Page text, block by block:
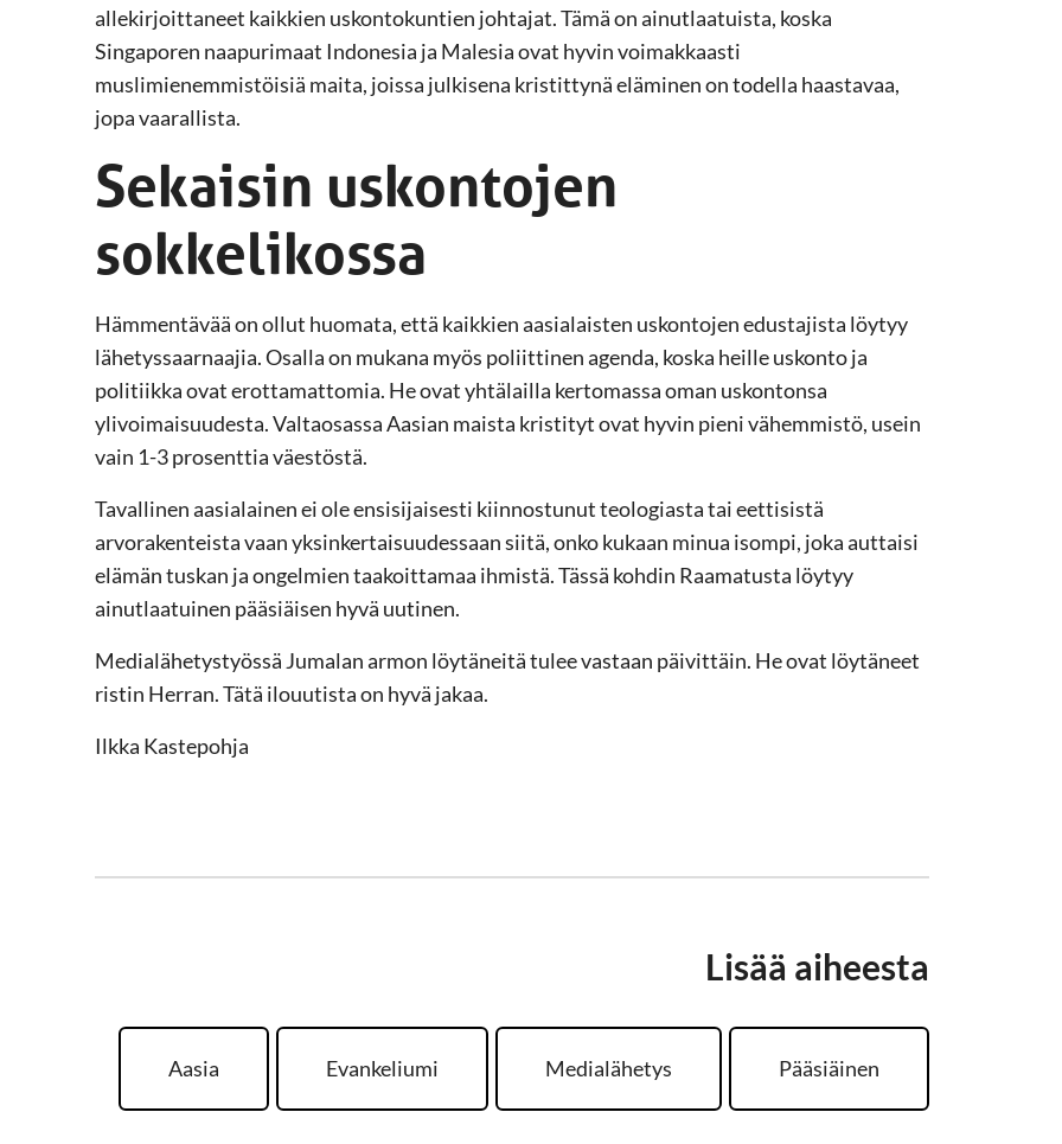
allekirjoittaneet kaikkien uskontokuntien johtajat. Tämä on ainutlaatuista, koska
Singaporen naapurimaat Indonesia ja Malesia ovat hyvin voimakkaasti
muslimienemmistöisiä maita, joissa julkisena kristittynä eläminen on todella haastavaa,
jopa vaarallista.
Sekaisin uskontojen
sokkelikossa
Hämmentävää on ollut huomata, että kaikkien aasialaisten uskontojen edustajista löytyy
lähetyssaarnaajia. Osalla on mukana myös poliittinen agenda, koska heille uskonto ja
politiikka ovat erottamattomia. He ovat yhtälailla kertomassa oman uskontonsa
ylivoimaisuudesta. Valtaosassa Aasian maista kristityt ovat hyvin pieni vähemmistö, usein
vain 1-3 prosenttia väestöstä.
Tavallinen aasialainen ei ole ensisijaisesti kiinnostunut teologiasta tai eettisistä
arvorakenteista vaan yksinkertaisuudessaan siitä, onko kukaan minua isompi, joka auttaisi
elämän tuskan ja ongelmien taakoittamaa ihmistä. Tässä kohdin Raamatusta löytyy
ainutlaatuinen pääsiäisen hyvä uutinen.
Medialähetystyössä Jumalan armon löytäneitä tulee vastaan päivittäin. He ovat löytäneet
ristin Herran. Tätä ilouutista on hyvä jakaa.
Ilkka Kastepohja
Lisää aiheesta
Aasia Evankeliumi Medialähetys Pääsiäinen